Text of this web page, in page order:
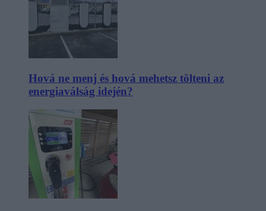
Hová ne menj és hová mehetsz tölteni az
energiaválság idején?